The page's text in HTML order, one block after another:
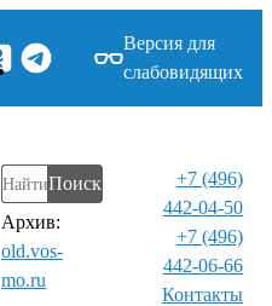
Версия для
слабовидящих
Поиск
Архив:
old.vos-
mo.ru
+7 (496)
442-04-50
+7 (496)
442-06-66
Контакты⁠